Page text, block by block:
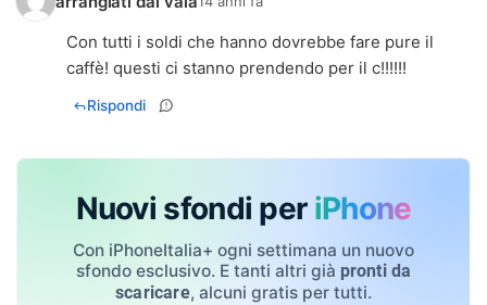
Con tutti i soldi che hanno dovrebbe fare pure il
caffè! questi ci stanno prendendo per il c!!!!!!
Rispondi
Nuovi sfondi per iPhone
Con iPhoneItalia+ ogni settimana un nuovo
sfondo esclusivo. E tanti altri già pronti da
scaricare, alcuni gratis per tutti.